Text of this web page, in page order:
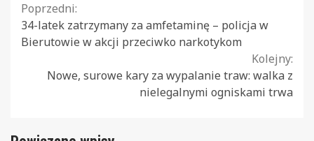
Continue
Reading
Poprzedni:
34-latek zatrzymany za amfetaminę – policja w
Bierutowie w akcji przeciwko narkotykom
Kolejny:
Nowe, surowe kary za wypalanie traw: walka z
nielegalnymi ogniskami trwa